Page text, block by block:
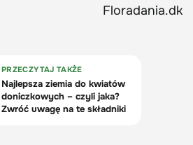
Floradania.dk